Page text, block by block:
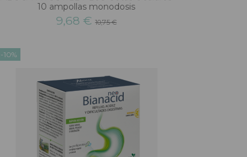
10 ampollas monodosis
9,68 €10,75 €
-10%